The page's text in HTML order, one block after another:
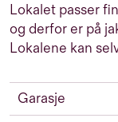
Lokalet passer
og derfor er på
Lokalene kan
Garasje